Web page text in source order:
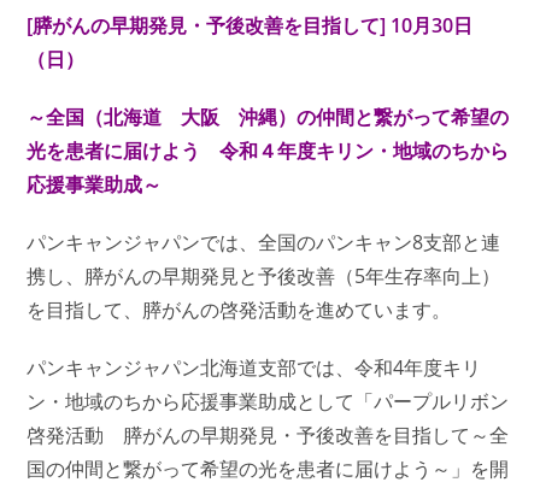
[膵がんの早期発見・予後改善を目指して] 10月30日
（日）
～全国（北海道 大阪 沖縄）の仲間と繋がって希望の
光を患者に届けよう令和４年度キリン・地域のちから
応援事業助成～
パンキャンジャパンでは、全国のパンキャン8支部と連
携し、膵がんの早期発見と予後改善（5年生存率向上）
を目指して、膵がんの啓発活動を進めています。
パンキャンジャパン北海道支部では、令和4年度キリ
ン・地域のちから応援事業助成として「パープルリボン
啓発活動 膵がんの早期発見・予後改善を目指して～全
国の仲間と繋がって希望の光を患者に届けよう～」を開